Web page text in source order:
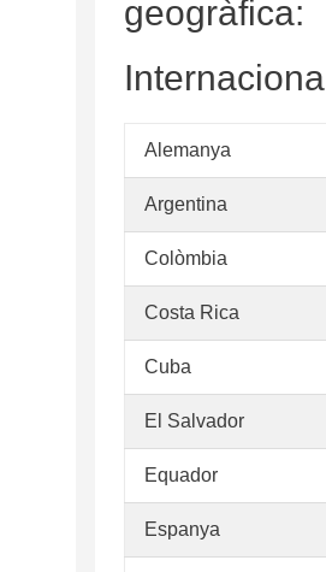
geogràfica:
Internacional
Alemanya
Argentina
Colòmbia
Costa Rica
Cuba
El Salvador
Equador
Espanya